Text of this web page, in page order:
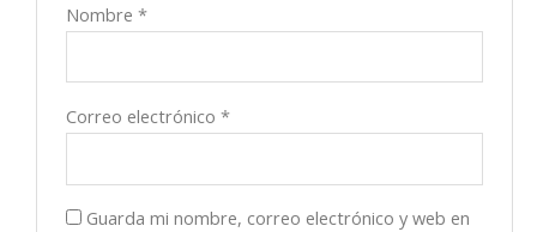
Nombre*
Correo electrónico*
Guarda mi nombre, correo electrónico y web en